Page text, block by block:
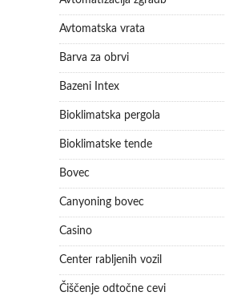
Avtomatska vrata
Barva za obrvi
Bazeni Intex
Bioklimatska pergola
Bioklimatske tende
Bovec
Canyoning bovec
Casino
Center rabljenih vozil
Čiščenje odtočne cevi